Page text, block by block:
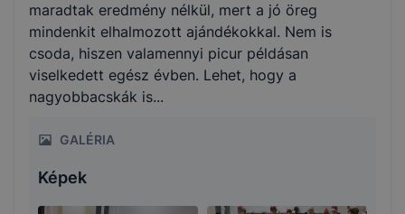
maradtak eredmény nélkül, mert a jó öreg
mindenkit elhalmozott ajándékokkal. Nem is
csoda, hiszen valamennyi picur példásan
viselkedett egész évben. Lehet, hogy a
nagyobbacskák is...
GALÉRIA
Képek